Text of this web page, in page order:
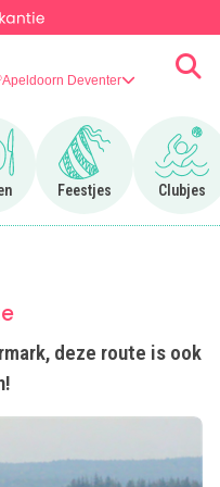
Apeldoorn Deventer
naar Uit eten
Feestjes
Ga naar Feestjes
Clubjes
Ga
deze route is ook